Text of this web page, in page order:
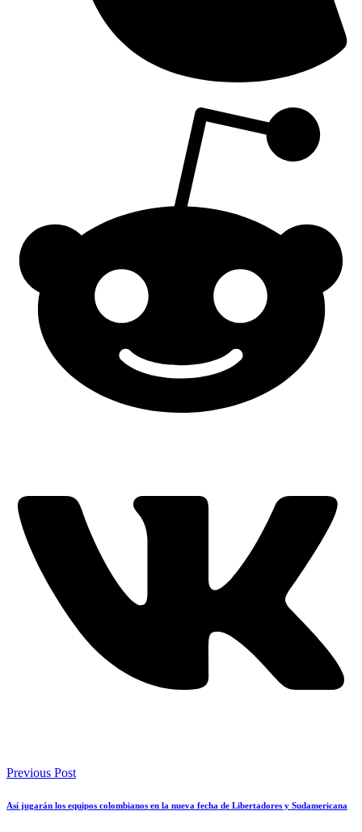
Previous Post
Así jugarán los equipos colombianos en la nueva fecha de Libertadores y Sudamericana